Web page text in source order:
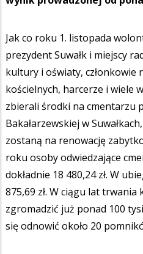
Jak co roku 1. listopada
prezydent Suwałk i miejscy
kultury i oświaty, członkowie
kościelnych, harcerze i wiele
zbierali środki na cmentarzu
Bakałarzewskiej w
zostaną na renowację
roku osoby odwiedzające
dokładnie 18 480,24 zł. W
875,69 zł. W ciągu lat trwania
zgromadzić już ponad 100
się odnowić około 20